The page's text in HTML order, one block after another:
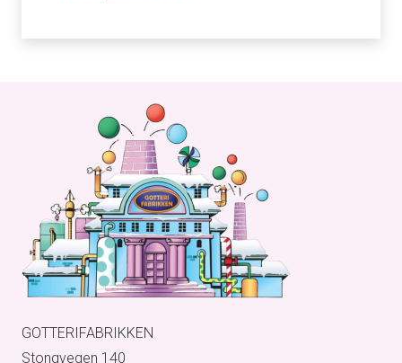
GOTTERIFABRIKKEN
Stongvegen 140